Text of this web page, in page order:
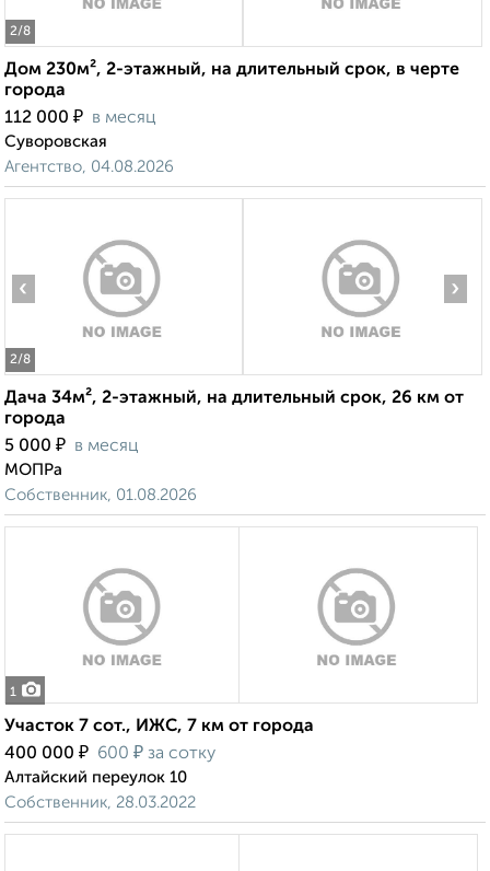
2/8
Дом 230м², 2-этажный, на длительный срок, в черте
города
112 000 ₽ в месяц
Суворовская
Агентство, 04.08.2026
2/8
‹ ›
Дача 34м², 2-этажный, на длительный срок, 26 км от
города
5 000 ₽ в месяц
МОПРа
Собственник, 01.08.2026
1
Участок 7 сот., ИЖС, 7 км от города
400 000 ₽ 600 ₽ за сотку
Алтайский переулок 10
Собственник, 28.03.2022